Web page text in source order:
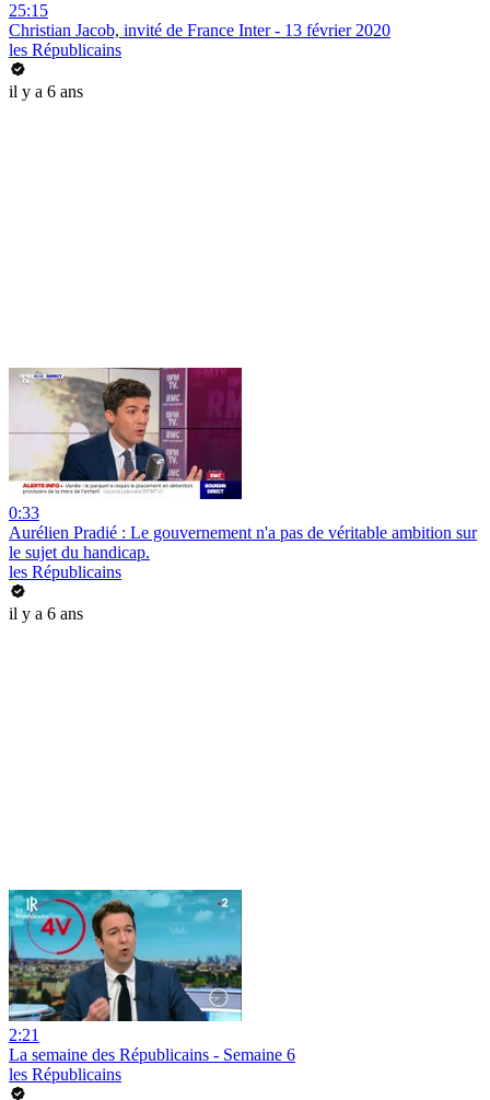
25:15
Christian Jacob, invité de France Inter - 13 février 2020
les Républicains
il y a 6 ans
0:33
Aurélien Pradié : Le gouvernement n'a pas de véritable ambition sur
le sujet du handicap.
les Républicains
il y a 6 ans
2:21
La semaine des Républicains - Semaine 6
les Républicains